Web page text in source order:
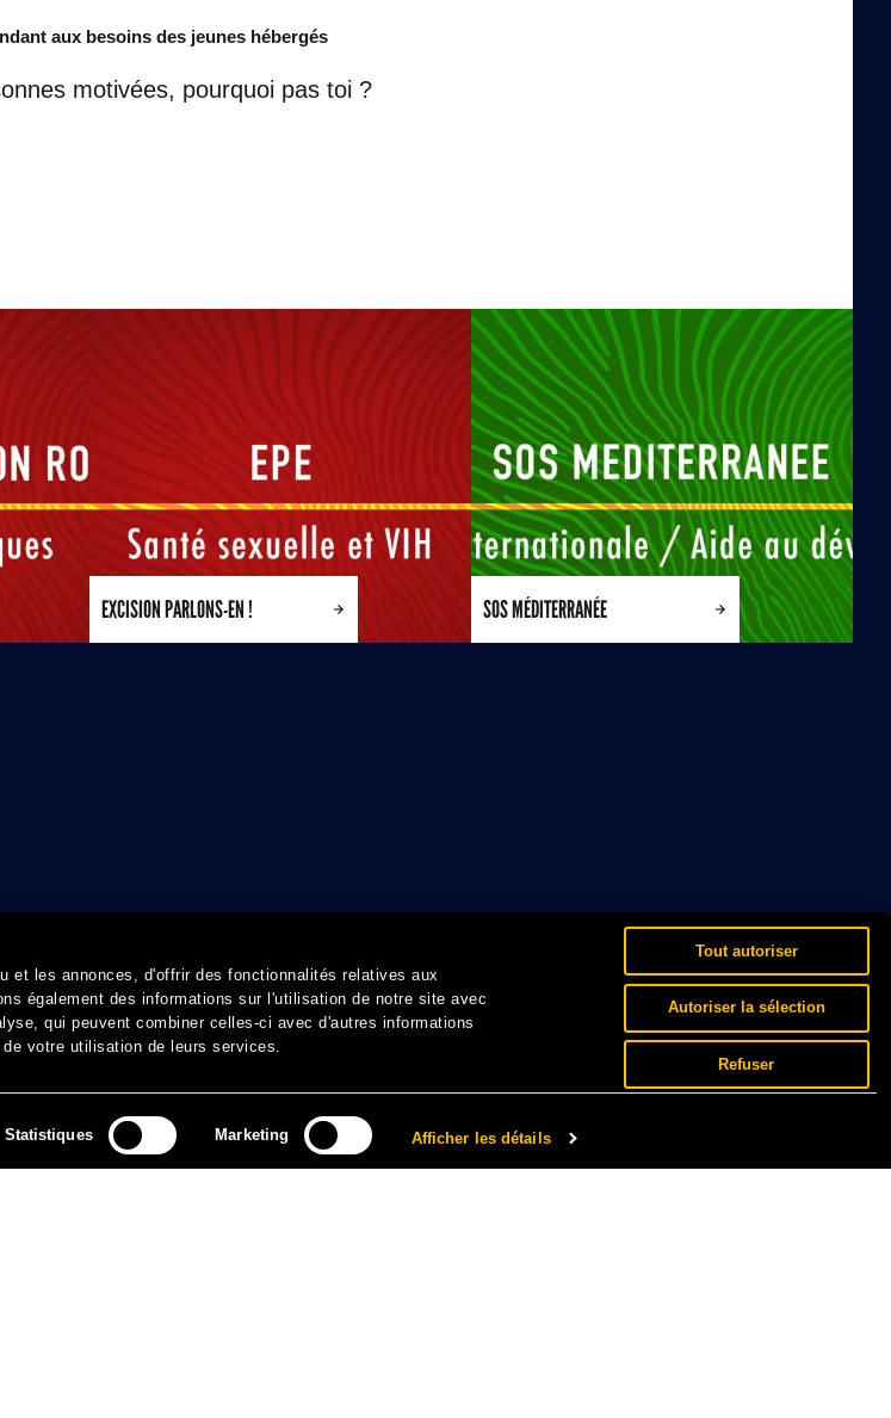
et les annonces, d'offrir des fonctionnalités relatives aux
également des informations sur l'utilisation de notre site avec
qui peuvent combiner celles-ci avec d'autres informations
votre utilisation de leurs services.
Statistiques Marketing Afficher les détails
Tout autoriser
Autoriser la sélection
Refuser
aux besoins des jeunes hébergés
motivées, pourquoi pas toi ?
EXCISION PARLONS-EN ! SOS MÉDITERRANÉE